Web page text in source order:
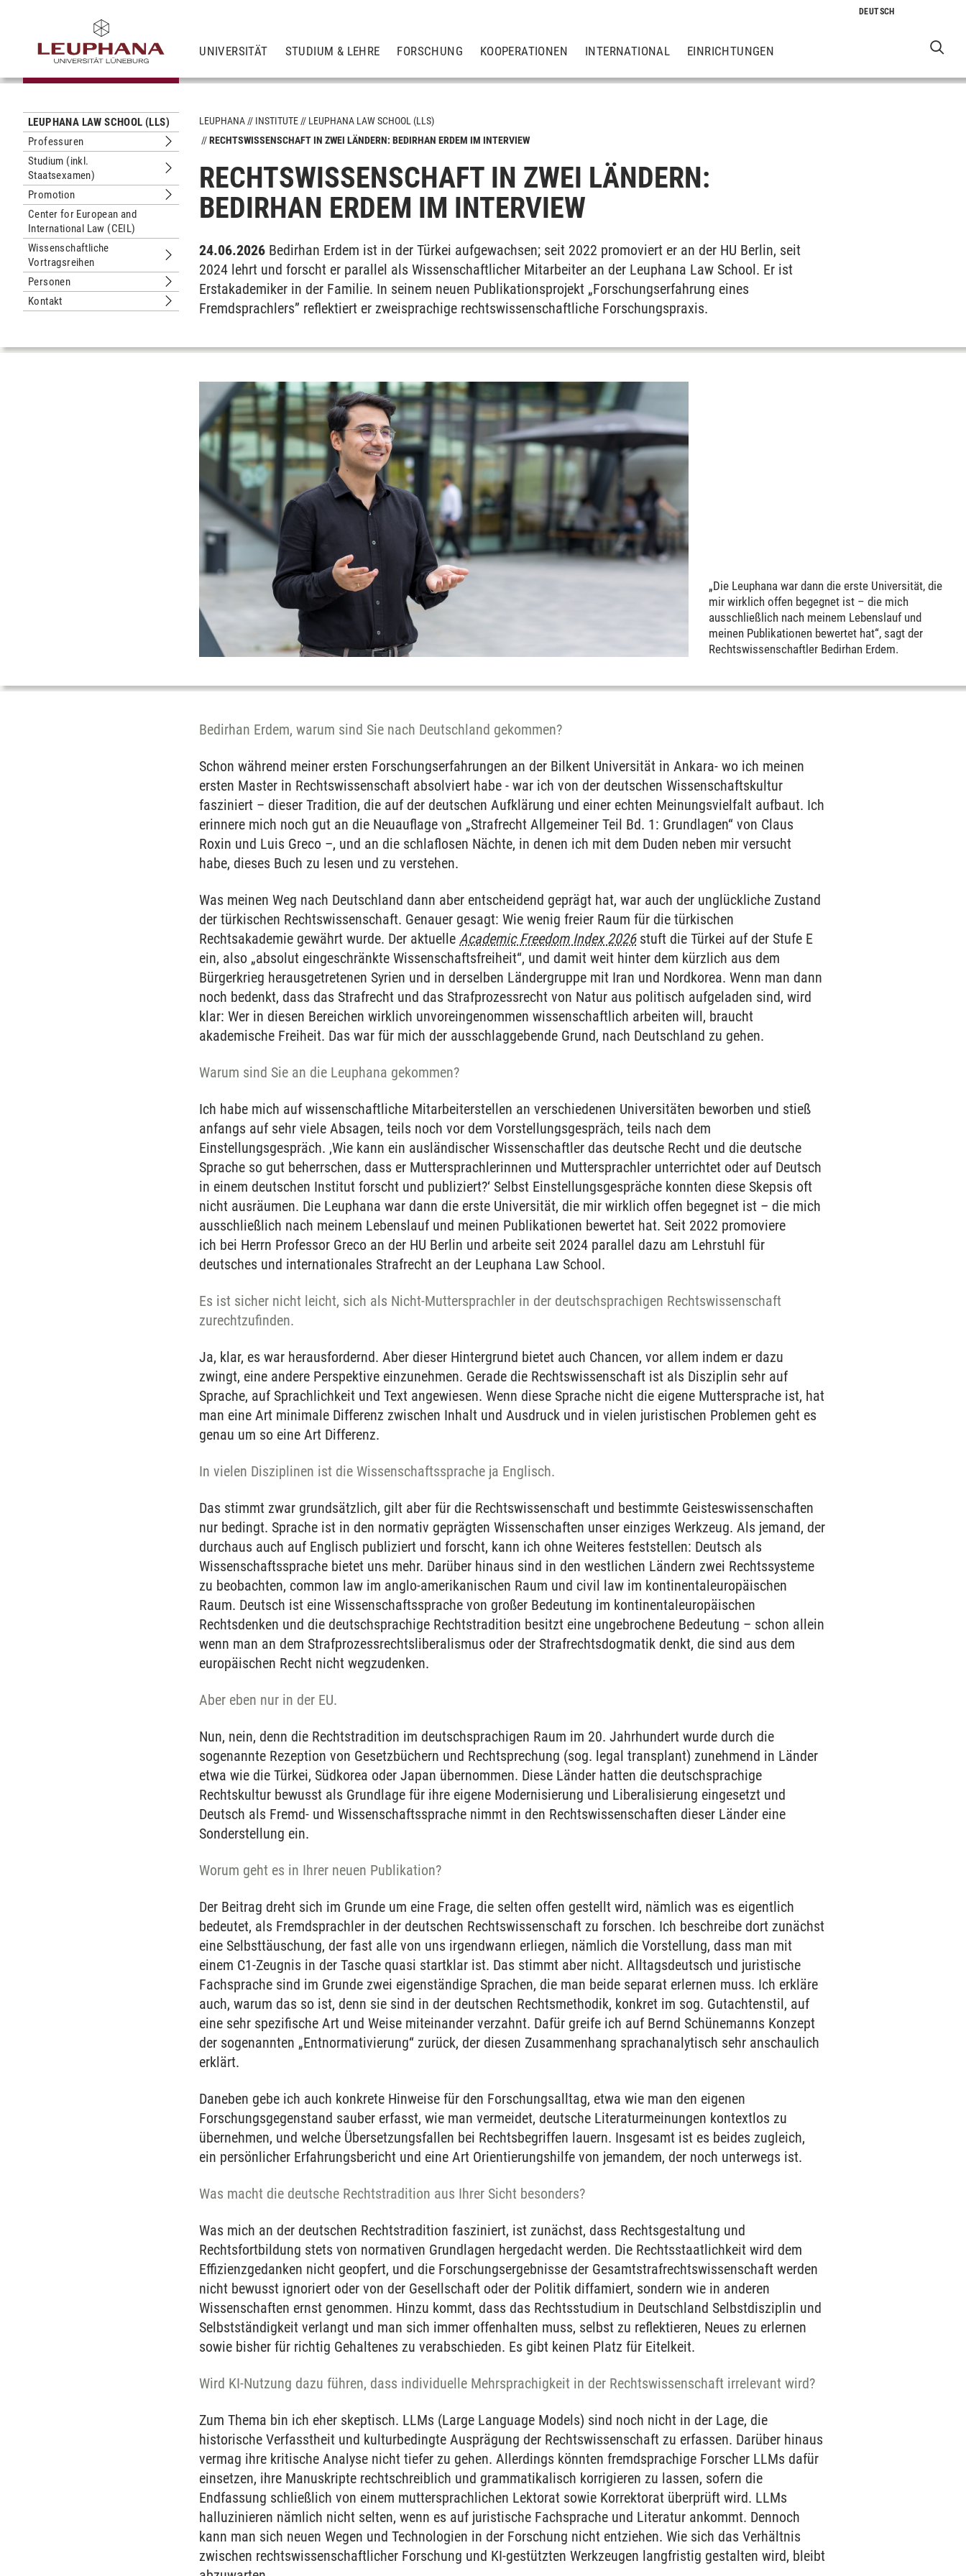
UNIVERSITÄT STUDIUM & LEHRE FORSCHUNG KOOPERATIONEN INTERNATIONAL EINRICHTUNGEN
LEUPHANA LAW SCHOOL (LLS)
Professuren
Untermenu Professuren
Studium (inkl.
Staatsexamen)
Untermenu Studium (inkl. Staatsexamen)
Promotion
Untermenu Promotion
Center for European and
International Law (CEIL)
Wissenschaftliche
Vortragsreihen
Untermenu Wissenschaftliche Vortragsreihen
Personen
Untermenu Personen
Kontakt
Untermenu Kontakt
LEUPHANA INSTITUTE
LEUPHANA LAW SCHOOL (LLS)
RECHTSWISSENSCHAFT IN ZWEI LÄNDERN: BEDIRHAN ERDEM IM INTERVIEW
RECHTSWISSENSCHAFT IN ZWEI LÄNDERN:
BEDIRHAN ERDEM IM INTERVIEW
24.06.2026 Bedirhan Erdem ist in der Türkei aufgewachsen; seit 2022 promoviert er an der HU Berlin, seit
2024 lehrt und forscht er parallel als Wissenschaftlicher Mitarbeiter an der Leuphana Law School. Er ist
Erstakademiker in der Familie. In seinem neuen Publikationsprojekt „Forschungserfahrung eines
Fremdsprachlers” reflektiert er zweisprachige rechtswissenschaftliche Forschungspraxis.
„Die Leuphana war dann die erste Universität, die
mir wirklich offen begegnet ist – die mich
ausschließlich nach meinem Lebenslauf und
meinen Publikationen bewertet hat“, sagt der
Rechtswissenschaftler Bedirhan Erdem.
Bedirhan Erdem, warum sind Sie nach Deutschland gekommen?
Schon während meiner ersten Forschungserfahrungen an der Bilkent Universität in Ankara- wo ich meinen
ersten Master in Rechtswissenschaft absolviert habe - war ich von der deutschen Wissenschaftskultur
fasziniert – dieser Tradition, die auf der deutschen Aufklärung und einer echten Meinungsvielfalt aufbaut. Ich
erinnere mich noch gut an die Neuauflage von „Strafrecht Allgemeiner Teil Bd. 1: Grundlagen“ von Claus
Roxin und Luis Greco –, und an die schlaflosen Nächte, in denen ich mit dem Duden neben mir versucht
habe, dieses Buch zu lesen und zu verstehen.
Was meinen Weg nach Deutschland dann aber entscheidend geprägt hat, war auch der unglückliche Zustand
der türkischen Rechtswissenschaft. Genauer gesagt: Wie wenig freier Raum für die türkischen
Rechtsakademie gewährt wurde. Der aktuelleAcademic Freedom Index 2026stuft die Türkei auf der Stufe E
ein, also „absolut eingeschränkte Wissenschaftsfreiheit“, und damit weit hinter dem kürzlich aus dem
Bürgerkrieg herausgetretenen Syrien und in derselben Ländergruppe mit Iran und Nordkorea. Wenn man dann
noch bedenkt, dass das Strafrecht und das Strafprozessrecht von Natur aus politisch aufgeladen sind, wird
klar: Wer in diesen Bereichen wirklich unvoreingenommen wissenschaftlich arbeiten will, braucht
akademische Freiheit. Das war für mich der ausschlaggebende Grund, nach Deutschland zu gehen.
Warum sind Sie an die Leuphana gekommen?
Ich habe mich auf wissenschaftliche Mitarbeiterstellen an verschiedenen Universitäten beworben und stieß
anfangs auf sehr viele Absagen, teils noch vor dem Vorstellungsgespräch, teils nach dem
Einstellungsgespräch. ‚Wie kann ein ausländischer Wissenschaftler das deutsche Recht und die deutsche
Sprache so gut beherrschen, dass er Muttersprachlerinnen und Muttersprachler unterrichtet oder auf Deutsch
in einem deutschen Institut forscht und publiziert?‘ Selbst Einstellungsgespräche konnten diese Skepsis oft
nicht ausräumen. Die Leuphana war dann die erste Universität, die mir wirklich offen begegnet ist – die mich
ausschließlich nach meinem Lebenslauf und meinen Publikationen bewertet hat. Seit 2022 promoviere
ich bei Herrn Professor Greco an der HU Berlin und arbeite seit 2024 parallel dazu am Lehrstuhl für
deutsches und internationales Strafrecht an der Leuphana Law School.
Es ist sicher nicht leicht, sich als Nicht-Muttersprachler in der deutschsprachigen Rechtswissenschaft
zurechtzufinden.
Ja, klar, es war herausfordernd. Aber dieser Hintergrund bietet auch Chancen, vor allem indem er dazu
zwingt, eine andere Perspektive einzunehmen. Gerade die Rechtswissenschaft ist als Disziplin sehr auf
Sprache, auf Sprachlichkeit und Text angewiesen. Wenn diese Sprache nicht die eigene Muttersprache ist, hat
man eine Art minimale Differenz zwischen Inhalt und Ausdruck und in vielen juristischen Problemen geht es
genau um so eine Art Differenz.
In vielen Disziplinen ist die Wissenschaftssprache ja Englisch.
Das stimmt zwar grundsätzlich, gilt aber für die Rechtswissenschaft und bestimmte Geisteswissenschaften
nur bedingt. Sprache ist in den normativ geprägten Wissenschaften unser einziges Werkzeug. Als jemand, der
durchaus auch auf Englisch publiziert und forscht, kann ich ohne Weiteres feststellen: Deutsch als
Wissenschaftssprache bietet uns mehr. Darüber hinaus sind in den westlichen Ländern zwei Rechtssysteme
zu beobachten, common law im anglo-amerikanischen Raum und civil law im kontinentaleuropäischen
Raum. Deutsch ist eine Wissenschaftssprache von großer Bedeutung im kontinentaleuropäischen
Rechtsdenken und die deutschsprachige Rechtstradition besitzt eine ungebrochene Bedeutung – schon allein
wenn man an dem Strafprozessrechtsliberalismus oder der Strafrechtsdogmatik denkt, die sind aus dem
europäischen Recht nicht wegzudenken.
Aber eben nur in der EU.
Nun, nein, denn die Rechtstradition im deutschsprachigen Raum im 20. Jahrhundert wurde durch die
sogenannte Rezeption von Gesetzbüchern und Rechtsprechung (sog. legal transplant) zunehmend in Länder
etwa wie die Türkei, Südkorea oder Japan übernommen. Diese Länder hatten die deutschsprachige
Rechtskultur bewusst als Grundlage für ihre eigene Modernisierung und Liberalisierung eingesetzt und
Deutsch als Fremd- und Wissenschaftssprache nimmt in den Rechtswissenschaften dieser Länder eine
Sonderstellung ein.
Worum geht es in Ihrer neuen Publikation?
Der Beitrag dreht sich im Grunde um eine Frage, die selten offen gestellt wird, nämlich was es eigentlich
bedeutet, als Fremdsprachler in der deutschen Rechtswissenschaft zu forschen. Ich beschreibe dort zunächst
eine Selbsttäuschung, der fast alle von uns irgendwann erliegen, nämlich die Vorstellung, dass man mit
einem C1-Zeugnis in der Tasche quasi startklar ist. Das stimmt aber nicht. Alltagsdeutsch und juristische
Fachsprache sind im Grunde zwei eigenständige Sprachen, die man beide separat erlernen muss. Ich erkläre
auch, warum das so ist, denn sie sind in der deutschen Rechtsmethodik, konkret im sog. Gutachtenstil, auf
eine sehr spezifische Art und Weise miteinander verzahnt. Dafür greife ich auf Bernd Schünemanns Konzept
der sogenannten „Entnormativierung“ zurück, der diesen Zusammenhang sprachanalytisch sehr anschaulich
erklärt.
Daneben gebe ich auch konkrete Hinweise für den Forschungsalltag, etwa wie man den eigenen
Forschungsgegenstand sauber erfasst, wie man vermeidet, deutsche Literaturmeinungen kontextlos zu
übernehmen, und welche Übersetzungsfallen bei Rechtsbegriffen lauern. Insgesamt ist es beides zugleich,
ein persönlicher Erfahrungsbericht und eine Art Orientierungshilfe von jemandem, der noch unterwegs ist.
Was macht die deutsche Rechtstradition aus Ihrer Sicht besonders?
Was mich an der deutschen Rechtstradition fasziniert, ist zunächst, dass Rechtsgestaltung und
Rechtsfortbildung stets von normativen Grundlagen hergedacht werden. Die Rechtsstaatlichkeit wird dem
Effizienzgedanken nicht geopfert, und die Forschungsergebnisse der Gesamtstrafrechtswissenschaft werden
nicht bewusst ignoriert oder von der Gesellschaft oder der Politik diffamiert, sondern wie in anderen
Wissenschaften ernst genommen. Hinzu kommt, dass das Rechtsstudium in Deutschland Selbstdisziplin und
Selbstständigkeit verlangt und man sich immer offenhalten muss, selbst zu reflektieren, Neues zu erlernen
sowie bisher für richtig Gehaltenes zu verabschieden. Es gibt keinen Platz für Eitelkeit.
Wird KI-Nutzung dazu führen, dass individuelle Mehrsprachigkeit in der Rechtswissenschaft irrelevant wird?
Zum Thema bin ich eher skeptisch. LLMs (Large Language Models) sind noch nicht in der Lage, die
historische Verfasstheit und kulturbedingte Ausprägung der Rechtswissenschaft zu erfassen. Darüber hinaus
vermag ihre kritische Analyse nicht tiefer zu gehen. Allerdings könnten fremdsprachige Forscher LLMs dafür
einsetzen, ihre Manuskripte rechtschreiblich und grammatikalisch korrigieren zu lassen, sofern die
Endfassung schließlich von einem muttersprachlichen Lektorat sowie Korrektorat überprüft wird. LLMs
halluzinieren nämlich nicht selten, wenn es auf juristische Fachsprache und Literatur ankommt. Dennoch
kann man sich neuen Wegen und Technologien in der Forschung nicht entziehen. Wie sich das Verhältnis
zwischen rechtswissenschaftlicher Forschung und KI-gestützten Werkzeugen langfristig gestalten wird, bleibt